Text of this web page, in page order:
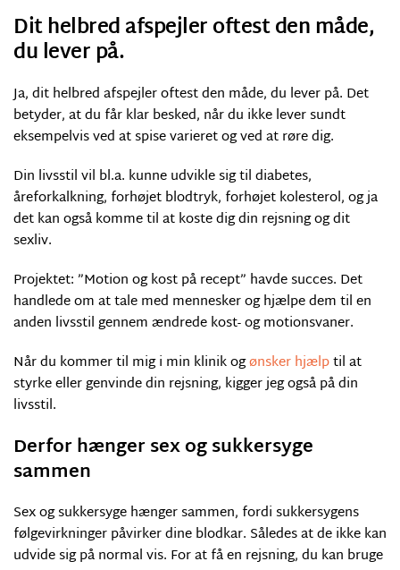
Dit helbred afspejler oftest den måde,
du lever på.
Ja, dit helbred afspejler oftest den måde, du lever på. Det
betyder, at du får klar besked, når du ikke lever sundt
eksempelvis ved at spise varieret og ved at røre dig.
Din livsstil vil bl.a. kunne udvikle sig til diabetes,
åreforkalkning, forhøjet blodtryk, forhøjet kolesterol, og ja
det kan også komme til at koste dig din rejsning og dit
sexliv.
Projektet: ”Motion og kost på recept” havde succes. Det
handlede om at tale med mennesker og hjælpe dem til en
anden livsstil gennem ændrede kost- og motionsvaner.
Når du kommer til mig i min klinik ogønsker hjælptil at
styrke eller genvinde din rejsning, kigger jeg også på din
livsstil.
Derfor hænger sex og sukkersyge
sammen
Sex og sukkersyge hænger sammen, fordi sukkersygens
følgevirkninger påvirker dine blodkar. Således at de ikke kan
udvide sig på normal vis. For at få en rejsning, du kan bruge